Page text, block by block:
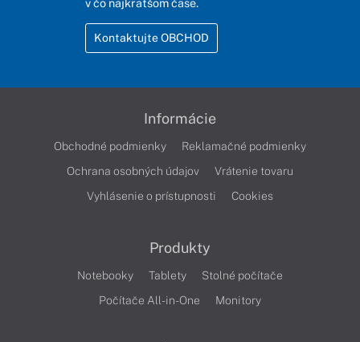
v čo najkratšom čase.
Kontaktujte OBCHOD
Informácie
Obchodné podmienky
Reklamačné podmienky
Ochrana osobných údajov
Vrátenie tovaru
Vyhlásenie o prístupnosti
Cookies
Produkty
Notebooky Tablety
Stolné počítače
Počítače All-in-One
Monitory